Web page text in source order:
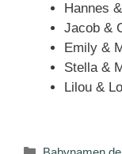
Hannes
Jacob &
Emily &
Stella &
Lilou &
Kategorien